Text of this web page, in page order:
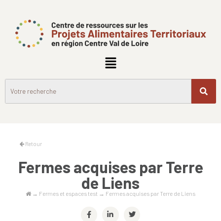
Retour
Fermes acquises par Terre
de Liens
→ Fermes et espaces test → Fermes acquises par Terre de Liens